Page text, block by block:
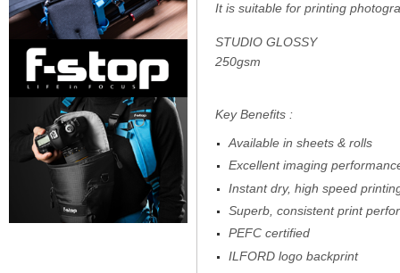
It is suitable for printing
STUDIO GLOSSY
250gsm
Key Benefits :
Available in sheets & rolls
Excellent imaging
Instant dry, high speed
Superb, consistent print
PEFC certified
ILFORD logo backprint